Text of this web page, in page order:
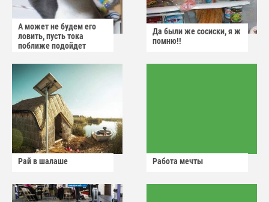
А может не будем его
ловить, пусть тока
поближе подойдет
Да были же сосиски, я ж
помню!!
Рай в шалаше Работа мечты